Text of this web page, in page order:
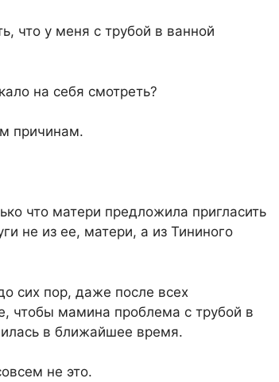
что у меня с трубой в ванной
на себя смотреть?
причинам.
что матери предложила пригласить
не из ее, матери, а из Тининого
сих пор, даже после всех
чтобы мамина проблема с трубой в
в ближайшее время.
не это.